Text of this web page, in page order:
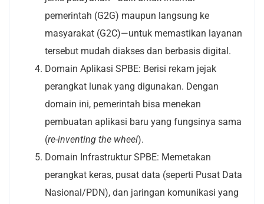
pemerintah (G2G) maupun langsung ke
masyarakat (G2C)—untuk memastikan layanan
tersebut mudah diakses dan berbasis digital.
Domain Aplikasi SPBE: Berisi rekam jejak
perangkat lunak yang digunakan. Dengan
domain ini, pemerintah bisa menekan
pembuatan aplikasi baru yang fungsinya sama
(re-inventing the wheel).
Domain Infrastruktur SPBE: Memetakan
perangkat keras, pusat data (seperti Pusat Data
Nasional/PDN), dan jaringan komunikasi yang